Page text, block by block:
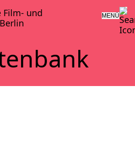
MENÜ